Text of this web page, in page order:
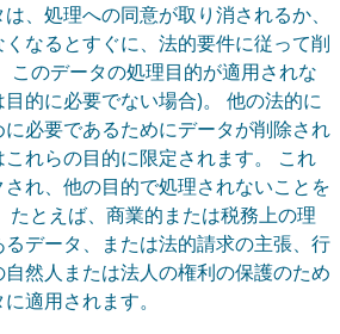
、処理への同意が取り消されるか、
なるとすぐに、法的要件に従って削
このデータの処理目的が適用されな
的に必要でない場合)。 他の法的に
必要であるためにデータが削除され
れらの目的に限定されます。 これ
れ、他の目的で処理されないことを
たとえば、商業的または税務上の理
データ、または法的請求の主張、行
然人または法人の権利の保護のため
適用されます。